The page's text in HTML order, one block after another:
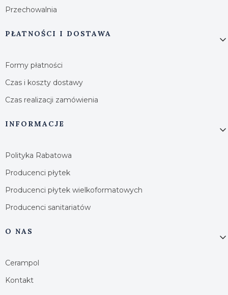
Przechowalnia
PŁATNOŚCI I DOSTAWA
Formy płatności
Czas i koszty dostawy
Czas realizacji zamówienia
INFORMACJE
Polityka Rabatowa
Producenci płytek
Producenci płytek wielkoformatowych
Producenci sanitariatów
O NAS
Cerampol
Kontakt